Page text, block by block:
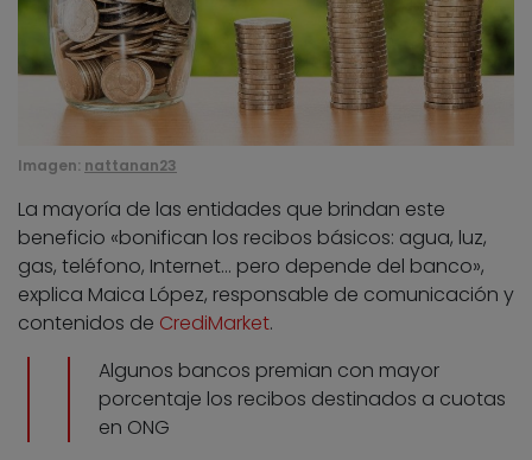
Imagen: nattanan23
La mayoría de las entidades que brindan este
beneficio «bonifican los recibos básicos: agua, luz,
gas, teléfono, Internet… pero depende del banco»,
explica Maica López, responsable de comunicación y
contenidos de CrediMarket.
Algunos bancos premian con mayor
porcentaje los recibos destinados a cuotas
en ONG